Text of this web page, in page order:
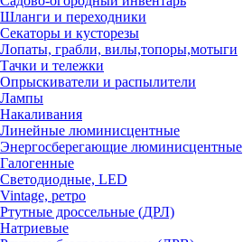
Шланги и переходники
Секаторы и кусторезы
Лопаты, грабли, вилы,топоры,мотыги
Тачки и тележки
Опрыскиватели и распылители
Лампы
Накаливания
Линейные люминисцентные
Энергосберегающие люминисцентные
Галогенные
Светодиодные, LED
Vintage, ретро
Ртутные дроссельные (ДРЛ)
Натриевые